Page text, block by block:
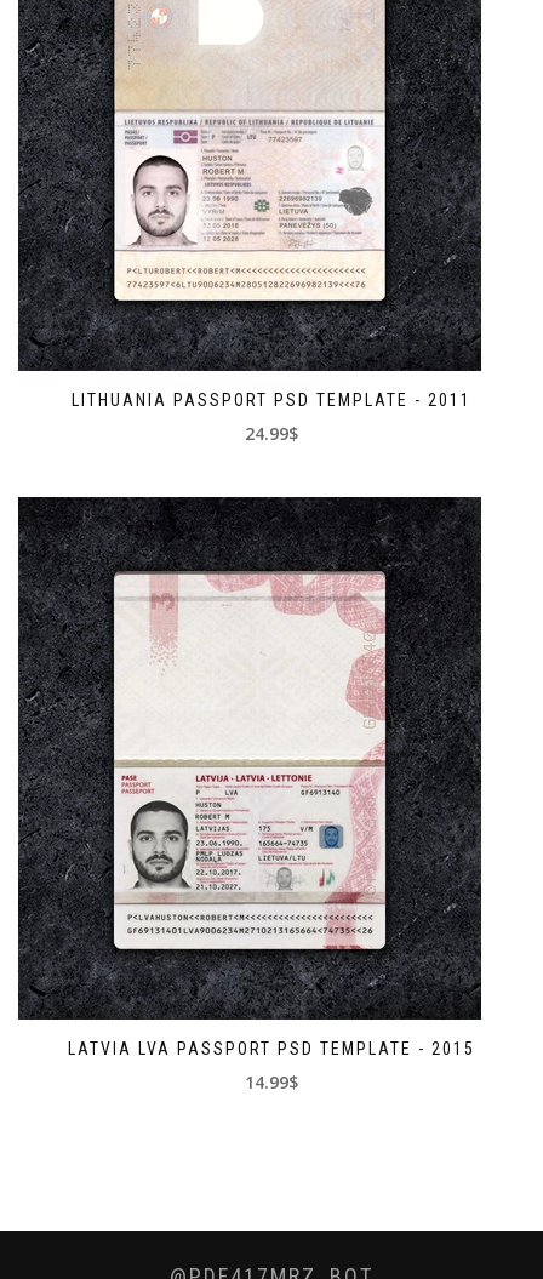
LITHUANIA PASSPORT PSD TEMPLATE - 2011
24.99$
LATVIA LVA PASSPORT PSD TEMPLATE - 2015
14.99$